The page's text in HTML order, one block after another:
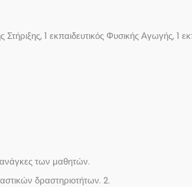
1 εκπαιδευτικός Φυσικής Αγωγής, 1
ανάγκες των μαθητών.
δραστηριοτήτων. 2.